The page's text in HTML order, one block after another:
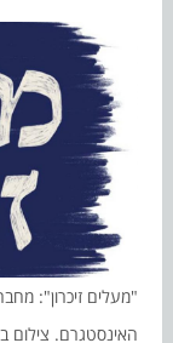
"מעלים זיכרון":
האינסטגרם. צילום